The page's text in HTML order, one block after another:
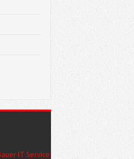
IT Service